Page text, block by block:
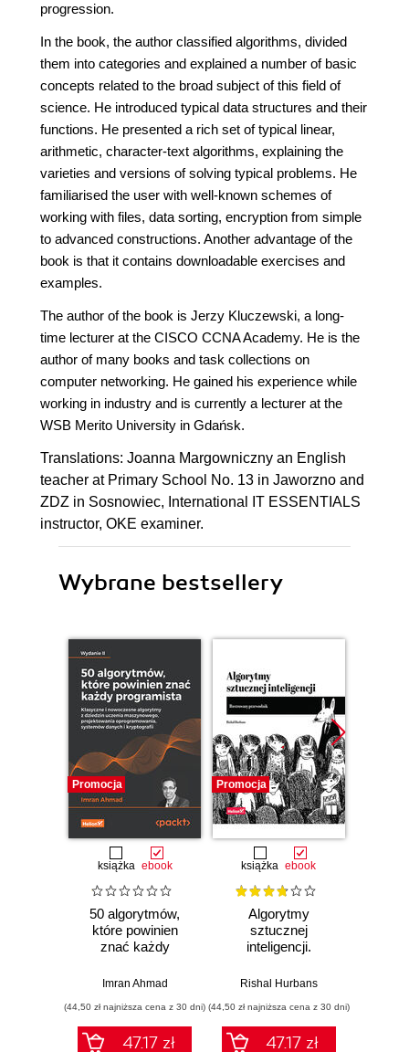
progression.
In the book, the author classified algorithms, divided
them into categories and explained a number of basic
concepts related to the broad subject of this field of
science. He introduced typical data structures and their
functions. He presented a rich set of typical linear,
arithmetic, character-text algorithms, explaining the
varieties and versions of solving typical problems. He
familiarised the user with well-known schemes of
working with files, data sorting, encryption from simple
to advanced constructions. Another advantage of the
book is that it contains downloadable exercises and
examples.
The author of the book is Jerzy Kluczewski, a long-
time lecturer at the CISCO CCNA Academy. He is the
author of many books and task collections on
computer networking. He gained his experience while
working in industry and is currently a lecturer at the
WSB Merito University in Gdańsk.
Translations: Joanna Margowniczny an English
teacher at Primary School No. 13 in Jaworzno and
ZDZ in Sosnowiec, International IT ESSENTIALS
instructor, OKE examiner.
Wybrane bestsellery
Promocja
książka ebook
50 algorytmów,
które powinien
znać każdy
Klasyczne i
algorytmy z
dziedzin uczenia
maszynowego,
Imran Ahmad
(44,50 zł najniższa cena z 30 dni)
47.17 zł
Promocja
książka ebook
Algorytmy
sztucznej
inteligencji.
przewodnik
Rishal Hurbans
(44,50 zł najniższa cena z 30 dni)
47.17 zł